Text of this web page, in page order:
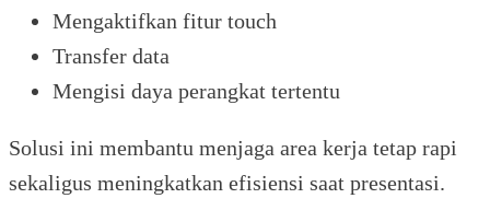
Mengaktifkan fitur touch
Transfer data
Mengisi daya perangkat tertentu
Solusi ini membantu menjaga area kerja tetap rapi
sekaligus meningkatkan efisiensi saat presentasi.